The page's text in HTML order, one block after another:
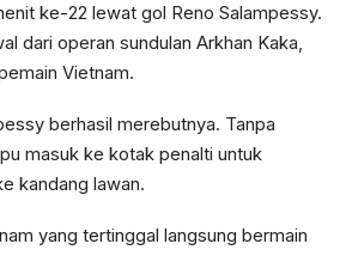
ke-22 lewat gol Reno Salampessy.
dari operan sundulan Arkhan Kaka,
Vietnam.
berhasil merebutnya. Tanpa
masuk ke kotak penalti untuk
kandang lawan.
yang tertinggal langsung bermain